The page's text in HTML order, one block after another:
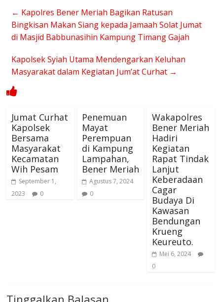
← Kapolres Bener Meriah Bagikan Ratusan
Bingkisan Makan Siang kepada Jamaah Solat Jumat
di Masjid Babbunasihin Kampung Timang Gajah
Kapolsek Syiah Utama Mendengarkan Keluhan
Masyarakat dalam Kegiatan Jum’at Curhat →
Jumat Curhat
Kapolsek
Bersama
Masyarakat
Kecamatan
Wih Pesam
September 1,
2023
0
Penemuan
Mayat
Perempuan
di Kampung
Lampahan,
Bener Meriah
Agustus 7, 2024
0
Wakapolres
Bener Meriah
Hadiri
Kegiatan
Rapat Tindak
Lanjut
Keberadaan
Cagar
Budaya Di
Kawasan
Bendungan
Krueng
Keureuto.
Mei 6, 2024
0
Tinggalkan Balasan